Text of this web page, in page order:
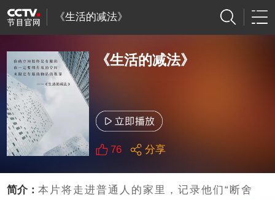
《生活的减法》
《生活的减法》
76 分享
简介：本片将走进普通人的家里，记录他们“断舍